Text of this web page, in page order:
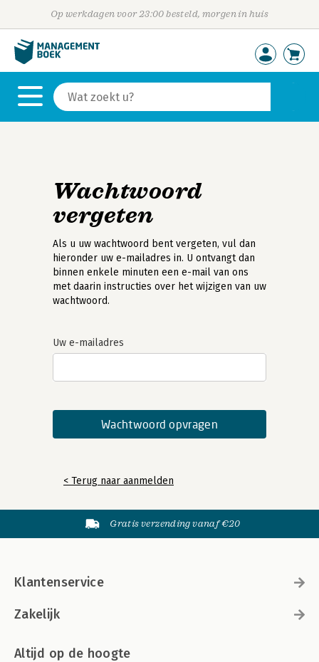
Op werkdagen voor 23:00 besteld, morgen in huis
Wachtwoord
vergeten
Als u uw wachtwoord bent vergeten, vul dan
hieronder uw e-mailadres in. U ontvangt dan
binnen enkele minuten een e-mail van ons
met daarin instructies over het wijzigen van uw
wachtwoord.
Uw e-mailadres
< Terug naar aanmelden
Gratis verzending vanaf €20
Klantenservice
Zakelijk
Altijd op de hoogte